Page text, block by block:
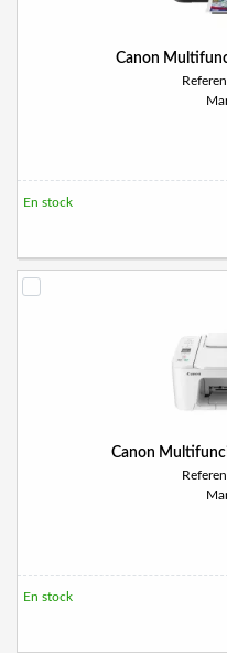
Canon
En stock
Canon
En stock